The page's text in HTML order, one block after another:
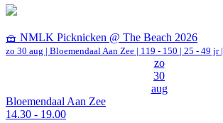
🧺 NMLK Picknicken @ The Beach 2026
zo 30 aug | Bloemendaal Aan Zee | 119 - 150 | 25 - 49 jr |
zo
30
aug
Bloemendaal Aan Zee
14.30 - 19.00